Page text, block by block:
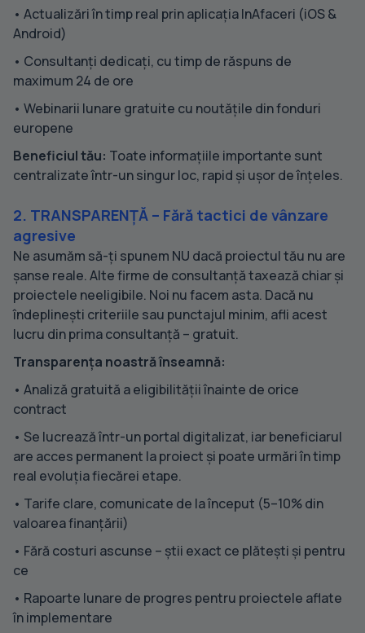
• Actualizări în timp real prin aplicația InAfaceri (iOS &
Android)
• Consultanți dedicați, cu timp de răspuns de
maximum 24 de ore
• Webinarii lunare gratuite cu noutățile din fonduri
europene
Beneficiul tău: Toate informațiile importante sunt
centralizate într-un singur loc, rapid și ușor de înțeles.
2. TRANSPARENȚĂ – Fără tactici de vânzare
agresive
Ne asumăm să-ți spunem NU dacă proiectul tău nu are
șanse reale. Alte firme de consultanță taxează chiar și
proiectele neeligibile. Noi nu facem asta. Dacă nu
îndeplinești criteriile sau punctajul minim, afli acest
lucru din prima consultanță – gratuit.
Transparența noastră înseamnă:
• Analiză gratuită a eligibilității înainte de orice
contract
• Se lucrează într-un portal digitalizat, iar beneficiarul
are acces permanent la proiect și poate urmări în timp
real evoluția fiecărei etape.
• Tarife clare, comunicate de la început (5–10% din
valoarea finanțării)
• Fără costuri ascunse – știi exact ce plătești și pentru
ce
• Rapoarte lunare de progres pentru proiectele aflate
în implementare